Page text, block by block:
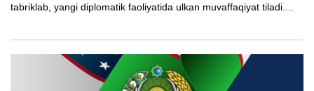
tabriklab, yangi diplomatik faoliyatida ulkan muvaffaqiyat tiladi....